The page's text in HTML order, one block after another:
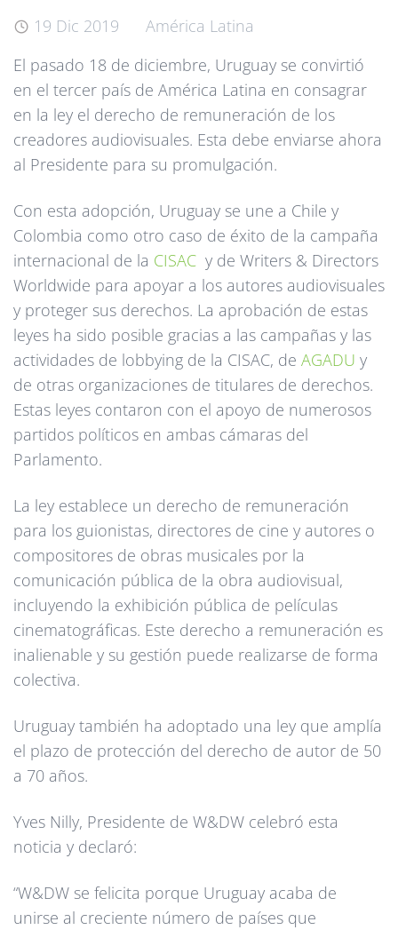
19 Dic 2019
América Latina
El pasado 18 de diciembre, Uruguay se convirtió
en el tercer país de América Latina en consagrar
en la ley el derecho de remuneración de los
creadores audiovisuales. Esta debe enviarse ahora
al Presidente para su promulgación.
Con esta adopción, Uruguay se une a Chile y
Colombia como otro caso de éxito de la campaña
internacional de la CISAC y de Writers & Directors
Worldwide para apoyar a los autores audiovisuales
y proteger sus derechos. La aprobación de estas
leyes ha sido posible gracias a las campañas y las
actividades de lobbying de la CISAC, de AGADU y
de otras organizaciones de titulares de derechos.
Estas leyes contaron con el apoyo de numerosos
partidos políticos en ambas cámaras del
Parlamento.
La ley establece un derecho de remuneración
para los guionistas, directores de cine y autores o
compositores de obras musicales por la
comunicación pública de la obra audiovisual,
incluyendo la exhibición pública de películas
cinematográficas. Este derecho a remuneración es
inalienable y su gestión puede realizarse de forma
colectiva.
Uruguay también ha adoptado una ley que amplía
el plazo de protección del derecho de autor de 50
a 70 años.
Yves Nilly, Presidente de W&DW celebró esta
noticia y declaró:
“W&DW se felicita porque Uruguay acaba de
unirse al creciente número de países que